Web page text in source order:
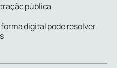
pública
digital pode resolver